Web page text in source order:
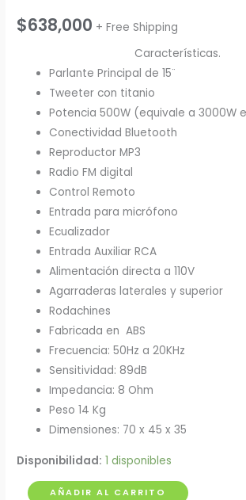
$638,000 + Free Shipping
Características.
Parlante Principal de 15¨
Tweeter con titanio
Potencia 500W (equivale a 3000W
Conectividad Bluetooth
Reproductor MP3
Radio FM digital
Control Remoto
Entrada para micrófono
Ecualizador
Entrada Auxiliar RCA
Alimentación directa a 110V
Agarraderas laterales y superior
Rodachines
Fabricada en ABS
Frecuencia: 50Hz a 20KHz
Sensitividad: 89dB
Impedancia: 8 Ohm
Peso 14 Kg
Dimensiones: 70 x 45 x 35
Disponibilidad: 1 disponibles
CabinaAÑADIR AL CARRITO